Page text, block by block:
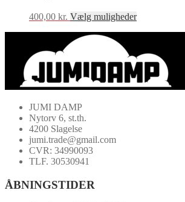
kan
vælges
varesiden
400,00 kr. Vælg mulighederDette
varianter.
Mulighederne
kan
vælges
JUMI DAMP
Nytorv 6, st.th.
4200 Slagelse
jumi.trade@gmail.com
CVR: 34990093
TLF. 30530941
ÅBNINGSTIDER